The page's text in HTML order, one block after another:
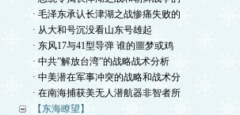
· 毛泽东承认长津湖之战惨痛失败的
· 从大和号沉没看山东号雄起
· 东风17与41型导弹 谁的噩梦或鸡
· 中共”解放台湾”的战略战术分析
· 中美潜在军事冲突的战略和战术分
· 在南海捕获美无人潜航器非智者所
【东海瞭望】